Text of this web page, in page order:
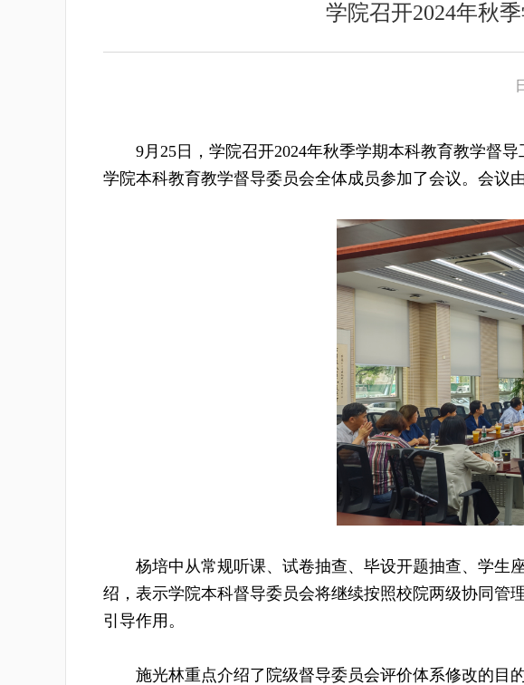
学院召开2024年秋
9月25日，学院召开2024年秋季学期本科教育教学督
学院本科教育教学督导委员会全体成员参加了会议。会议
杨培中从常规听课、试卷抽查、毕设开题抽查、学生
绍，表示学院本科督导委员会将继续按照校院两级协同管
引导作用。
施光林重点介绍了院级督导委员会评价体系修改的目